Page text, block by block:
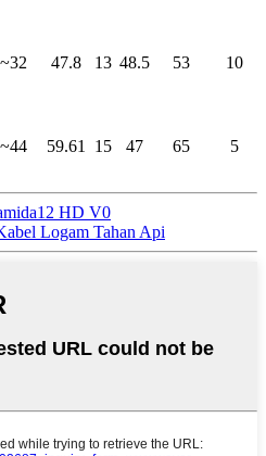
47.8 13 48.5 53 10
59.61 15 47 65 5
HD V0
Logam Tahan Api